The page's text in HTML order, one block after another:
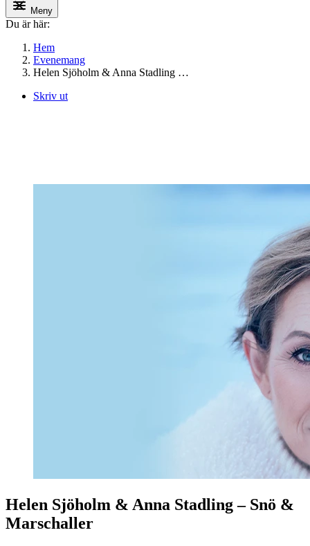
Meny
Du är här:
Hem
Evenemang
Helen Sjöholm & Anna Stadling …
Skriv ut
Helen Sjöholm & Anna Stadling – Snö &
Marschaller